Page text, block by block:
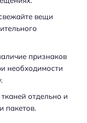
вещи
признаков
необходимости
отдельно и
пакетов.